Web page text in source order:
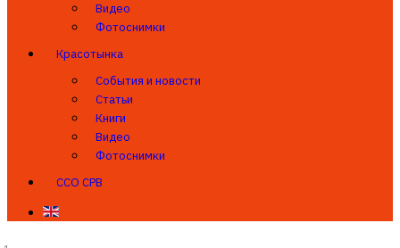
Видео
Фотоснимки
Красотынка
События и новости
Статьи
Книги
Видео
Фотоснимки
ССО СРВ